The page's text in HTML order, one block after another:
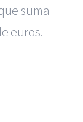
suma
euros.
Madrid|GM